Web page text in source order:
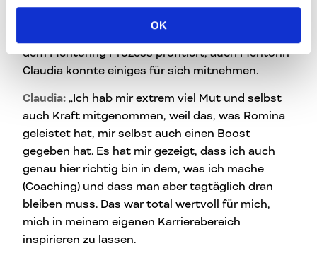
OK
für mich selber reflektieren konnte”, so Romina.
dem Mentoring Prozess profitiert, auch Mentorin
Claudia konnte einiges für sich mitnehmen.
Claudia: „Ich hab mir extrem viel Mut und selbst
auch Kraft mitgenommen, weil das, was Romina
geleistet hat, mir selbst auch einen Boost
gegeben hat. Es hat mir gezeigt, dass ich auch
genau hier richtig bin in dem, was ich mache
(Coaching) und dass man aber tagtäglich dran
bleiben muss. Das war total wertvoll für mich,
mich in meinem eigenen Karrierebereich
inspirieren zu lassen.